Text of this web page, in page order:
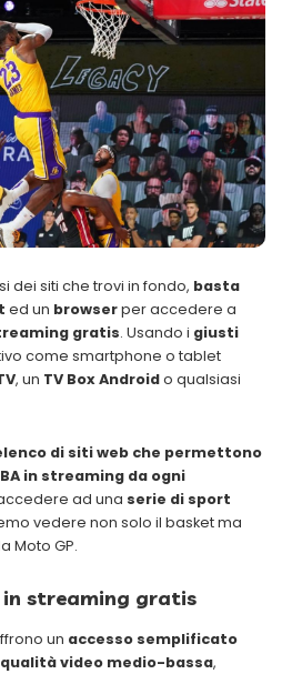
dei siti che trovi in fondo, basta
ed un browserper accedere a
gratis. Usando i giusti
come smartphone o tablet
, un TV Box Androido qualsiasi
di siti web che permettono
in streaming da ogni
ad una serie di sport
vedere non solo il basket ma
Moto GP.
streaming gratis
un accesso semplificato
qualità video medio-bassa,